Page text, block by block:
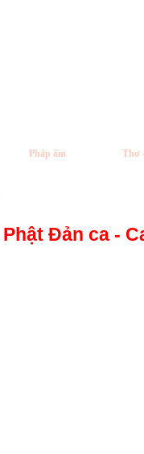
Pháp âm Thơ
Phật Đản ca -